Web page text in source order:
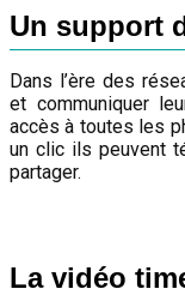
Un support
Dans l’ère des
et communiquer
accès à toutes les
un clic ils peuvent
partager.
La vidéo